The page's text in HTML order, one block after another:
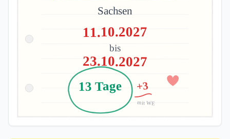
Sachsen
11.10.2027
bis
23.10.2027
13 Tage +3
mit WE